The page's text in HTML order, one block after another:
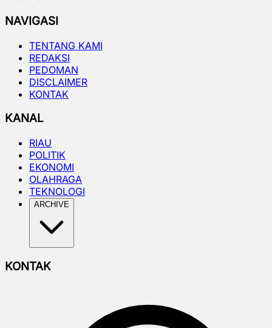
NAVIGASI
TENTANG KAMI
REDAKSI
PEDOMAN
DISCLAIMER
KONTAK
KANAL
RIAU
POLITIK
EKONOMI
OLAHRAGA
TEKNOLOGI
ARCHIVE
KONTAK